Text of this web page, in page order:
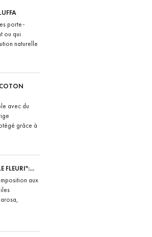
porte-
ou qui
naturelle
en
le bord de...
avec du
grâce à
FLEURI":...
aux
rosat)
de lutter...